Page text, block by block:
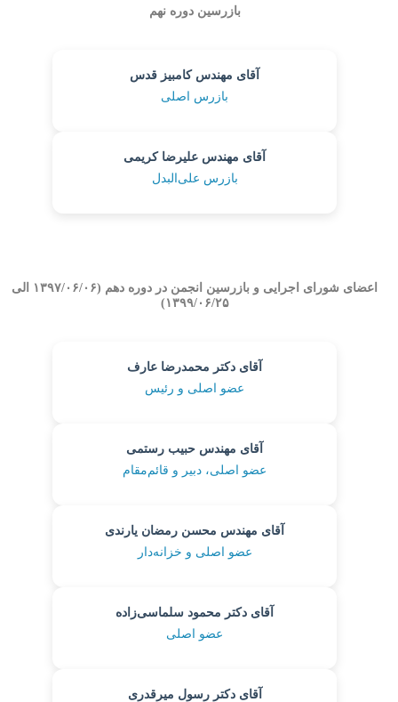
بازرسین دوره نهم
آقای مهندس کامبیز قدس
بازرس اصلی
آقای مهندس علیرضا کریمی
بازرس علی‌البدل
اعضای شورای اجرایی و بازرسین انجمن در دوره دهم (۱۳۹۷/۰۶/۰۶ الی
۱۳۹۹/۰۶/۲۵)
آقای دکتر محمدرضا عارف
عضو اصلی و رئیس
آقای مهندس حبیب رستمی
عضو اصلی، دبیر و قائم‌مقام
آقای مهندس محسن رمضان یارندی
عضو اصلی و خزانه‌دار
آقای دکتر محمود سلماسی‌زاده
عضو اصلی
آقای دکتر رسول میرقدری